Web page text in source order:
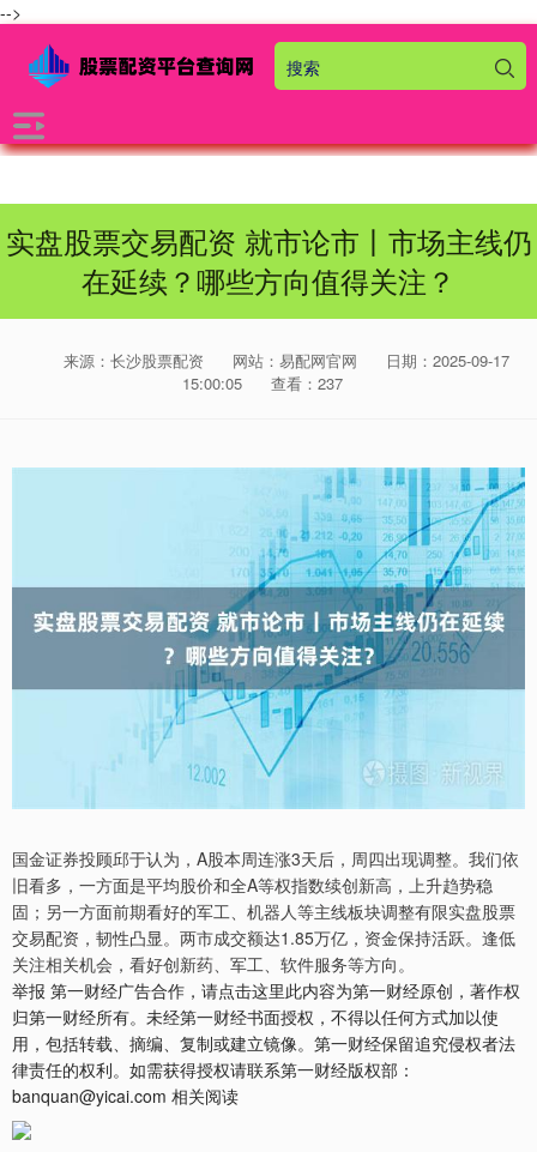
-->
实盘股票交易配资 就市论市丨市场主线仍
在延续？哪些方向值得关注？
来源：长沙股票配资 网站：易配网官网
日期：2025-09-17
15:00:05
查看：237
国金证券投顾邱于认为，A股本周连涨3天后，周四出现调整。我们依
旧看多，一方面是平均股价和全A等权指数续创新高，上升趋势稳
固；另一方面前期看好的军工、机器人等主线板块调整有限实盘股票
交易配资，韧性凸显。两市成交额达1.85万亿，资金保持活跃。逢低
关注相关机会，看好创新药、军工、软件服务等方向。
举报 第一财经广告合作，请点击这里此内容为第一财经原创，著作权
归第一财经所有。未经第一财经书面授权，不得以任何方式加以使
用，包括转载、摘编、复制或建立镜像。第一财经保留追究侵权者法
律责任的权利。如需获得授权请联系第一财经版权部：
banquan@yicai.com 相关阅读